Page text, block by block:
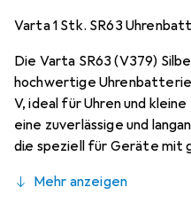
Varta 1 Stk. SR63
Die Varta SR63 (V379)
hochwertige Uhrenbatterie
V, ideal für Uhren und
eine zuverlässige und
die speziell für Geräte mit
garantiert eine stabile
Mehr anzeigen